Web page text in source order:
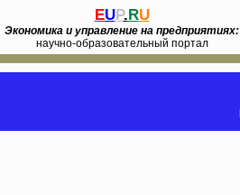
EUP.RU
Экономика и управление на предприятиях:
научно-образовательный портал